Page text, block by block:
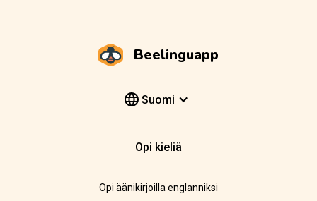
Beelinguapp
Suomi
Opi kieliä
Opi äänikirjoilla englanniksi